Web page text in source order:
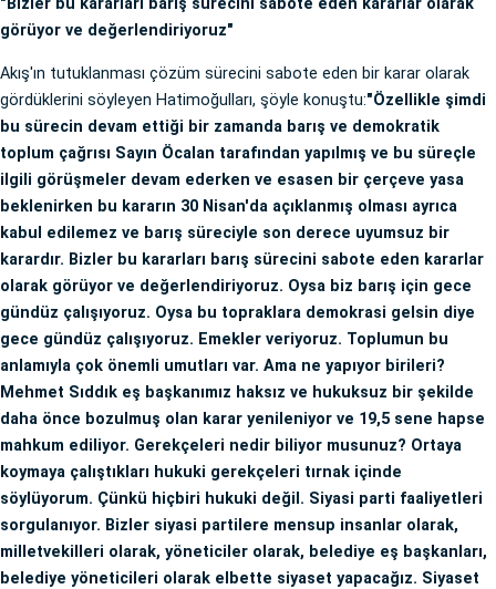
"Bizler bu kararları barış sürecini sabote eden kararlar olarak
görüyor ve değerlendiriyoruz"
Akış'ın tutuklanması çözüm sürecini sabote eden bir karar olarak
gördüklerini söyleyen Hatimoğulları, şöyle konuştu:"Özellikle şimdi
bu sürecin devam ettiği bir zamanda barış ve demokratik
toplum çağrısı Sayın Öcalan tarafından yapılmış ve bu süreçle
ilgili görüşmeler devam ederken ve esasen bir çerçeve yasa
beklenirken bu kararın 30 Nisan'da açıklanmış olması ayrıca
kabul edilemez ve barış süreciyle son derece uyumsuz bir
karardır. Bizler bu kararları barış sürecini sabote eden kararlar
olarak görüyor ve değerlendiriyoruz. Oysa biz barış için gece
gündüz çalışıyoruz. Oysa bu topraklara demokrasi gelsin diye
gece gündüz çalışıyoruz. Emekler veriyoruz. Toplumun bu
anlamıyla çok önemli umutları var. Ama ne yapıyor birileri?
Mehmet Sıddık eş başkanımız haksız ve hukuksuz bir şekilde
daha önce bozulmuş olan karar yenileniyor ve 19,5 sene hapse
mahkum ediliyor. Gerekçeleri nedir biliyor musunuz? Ortaya
koymaya çalıştıkları hukuki gerekçeleri tırnak içinde
söylüyorum. Çünkü hiçbiri hukuki değil. Siyasi parti faaliyetleri
sorgulanıyor. Bizler siyasi partilere mensup insanlar olarak,
milletvekilleri olarak, yöneticiler olarak, belediye eş başkanları,
belediye yöneticileri olarak elbette siyaset yapacağız. Siyaset